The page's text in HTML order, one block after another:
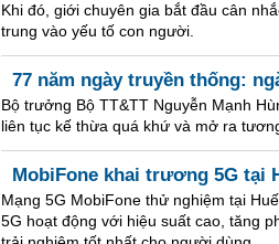
Khi đó, giới chuyên gia bắt đầu cân
trung vào yếu tố con người.
77 năm ngày truyền thống:
Bộ trưởng Bộ TT&TT Nguyễn Mạnh
liên tục kế thừa quá khứ và mở ra
MobiFone khai trương 5G tại
Mạng 5G MobiFone thử nghiệm tại
5G hoạt động với hiệu suất cao, tăng